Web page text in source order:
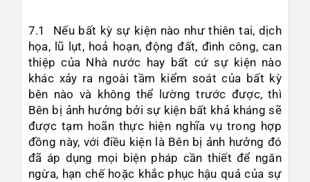
7.1 Nếu bất kỳ sự kiện nào như thiên tai, dịch
họa, lũ lụt, hoả hoạn, động đất, đình công, can
thiệp của Nhà nước hay bất cứ sự kiện nào
khác xảy ra ngoài tầm kiểm soát của bất kỳ
bên nào và không thể lường trước được, thì
Bên bị ảnh hưởng bởi sự kiện bất khả kháng sẽ
được tạm hoãn thực hiện nghĩa vụ trong hợp
đồng này, với điều kiện là Bên bị ảnh hưởng đó
đã áp dụng mọi biện pháp cần thiết để ngăn
ngừa, hạn chế hoặc khắc phục hậu quả của sự